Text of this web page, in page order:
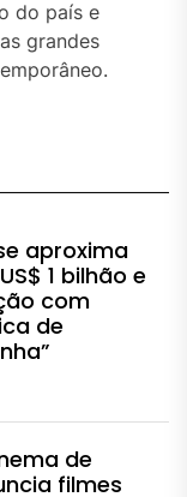
do país e
grandes
aproxima
1 bilhão e
com
de
de
filmes